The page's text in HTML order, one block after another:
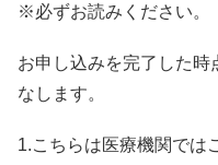
※必ずお読みください。
お申し込みを完了した時
なします。
1.こちらは医療機関では